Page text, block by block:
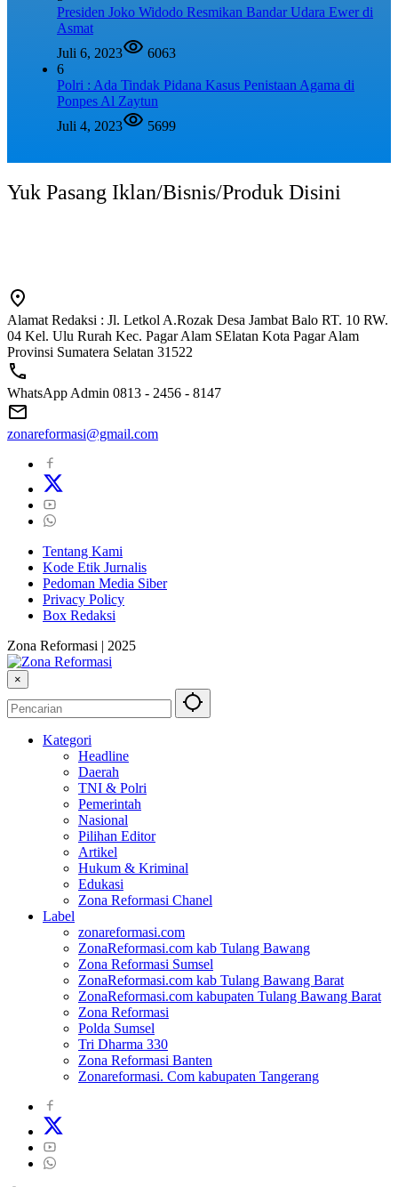
Presiden Joko Widodo Resmikan Bandar Udara Ewer di
Asmat
Juli 6, 2023
6063
6
Polri : Ada Tindak Pidana Kasus Penistaan Agama di
Ponpes Al Zaytun
Juli 4, 2023
5699
Yuk Pasang Iklan/Bisnis/Produk Disini
Alamat Redaksi : Jl. Letkol A.Rozak Desa Jambat Balo RT. 10 RW.
04 Kel. Ulu Rurah Kec. Pagar Alam SElatan Kota Pagar Alam
Provinsi Sumatera Selatan 31522
WhatsApp Admin 0813 - 2456 - 8147
zonareformasi@gmail.com
Tentang Kami
Kode Etik Jurnalis
Pedoman Media Siber
Privacy Policy
Box Redaksi
Zona Reformasi | 2025
×
Kategori
Headline
Daerah
TNI & Polri
Pemerintah
Nasional
Pilihan Editor
Artikel
Hukum & Kriminal
Edukasi
Zona Reformasi Chanel
Label
zonareformasi.com
ZonaReformasi.com kab Tulang Bawang
Zona Reformasi Sumsel
ZonaReformasi.com kab Tulang Bawang Barat
ZonaReformasi.com kabupaten Tulang Bawang Barat
Zona Reformasi
Polda Sumsel
Tri Dharma 330
Zona Reformasi Banten
Zonareformasi. Com kabupaten Tangerang